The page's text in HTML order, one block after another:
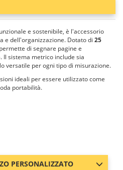
e sostenibile, è l'accessorio
e dell'organizzazione. Dotato di 25
di segnare pagine e
sistema metrico include sia
versatile per ogni tipo di misurazione.
ideali per essere utilizzato come
portabilità.
PERSONALIZZATO